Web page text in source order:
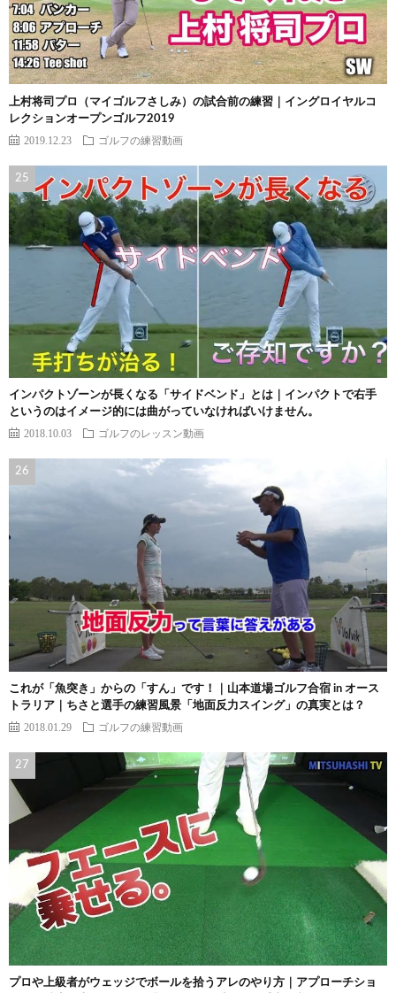
上村将司プロ（マイゴルフさしみ）の試合前の練習｜イングロイヤルコ
レクションオープンゴルフ2019
2019.12.23 ゴルフの練習動画
インパクトゾーンが長くなる「サイドベンド」とは｜インパクトで右手
というのはイメージ的には曲がっていなければいけません。
2018.10.03 ゴルフのレッスン動画
これが「魚突き」からの「すん」です！｜山本道場ゴルフ合宿 in オース
トラリア｜ちさと選手の練習風景「地面反力スイング」の真実とは？
2018.01.29 ゴルフの練習動画
プロや上級者がウェッジでボールを拾うアレのやり方｜アプローチショ